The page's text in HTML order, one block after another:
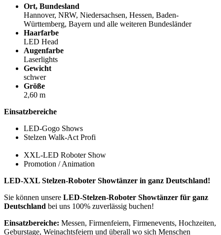
Ort, Bundesland
Hannover, NRW, Niedersachsen, Hessen, Baden-
Württemberg, Bayern und alle weiteren Bundesländer
Haarfarbe
LED Head
Augenfarbe
Laserlights
Gewicht
schwer
Größe
2,60 m
Einsatzbereiche
LED-Gogo Shows
Stelzen Walk-Act Profi
XXL-LED Roboter Show
Promotion / Animation
LED-XXL Stelzen-Roboter Showtänzer in ganz Deutschland!
Sie können unsere LED-Stelzen-Roboter Showtänzer für ganz
Deutschland bei uns 100% zuverlässig buchen!
Einsatzbereiche: Messen, Firmenfeiern, Firmenevents, Hochzeiten,
Geburstage, Weinachtsfeiern und überall wo sich Menschen